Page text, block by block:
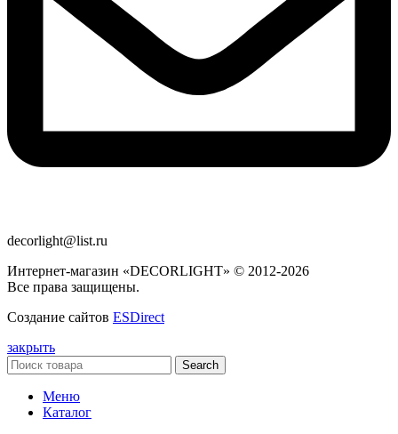
decorlight@list.ru
Интернет-магазин «DECORLIGHT» © 2012-2026
Все права защищены.
Создание сайтов ESDirect
закрыть
Search
Меню
Каталог